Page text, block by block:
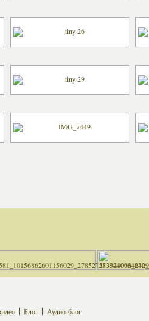
Блог
Аудио-блог